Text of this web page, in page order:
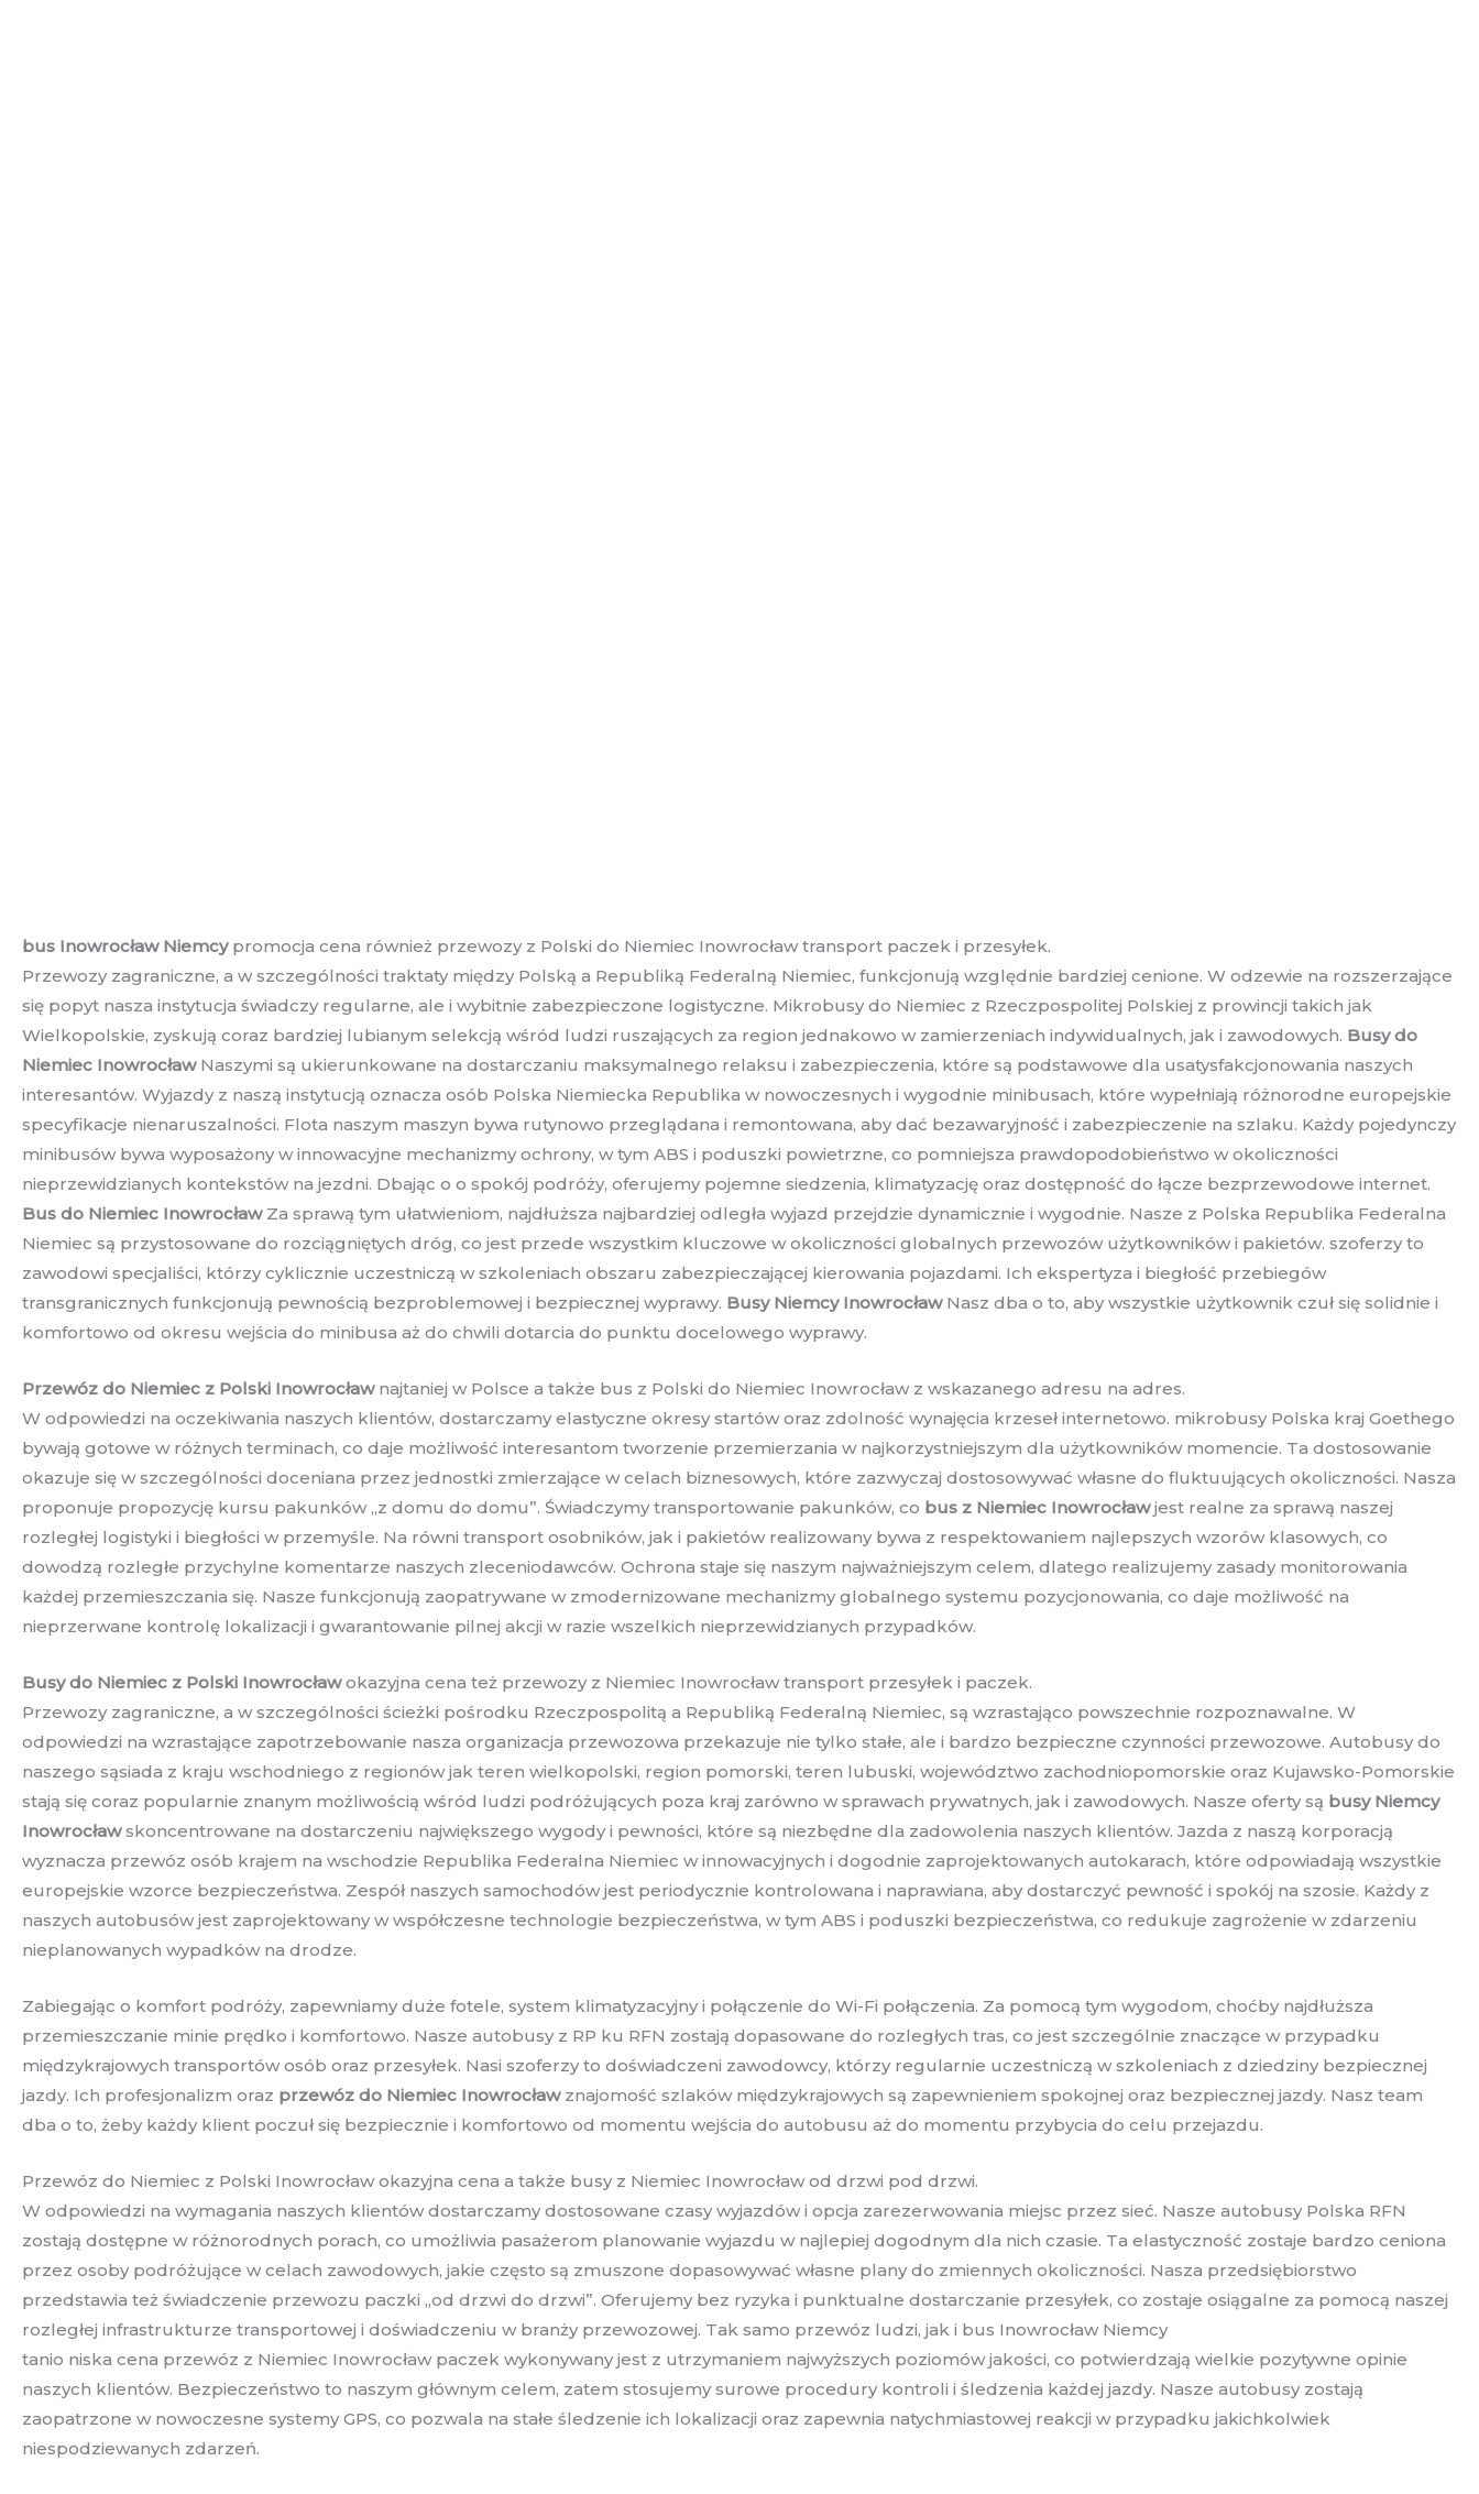
bus Inowrocław Niemcypromocja cena również przewozy z Polski do Niemiec Inowrocław transport paczek i przesyłek.
Przewozy zagraniczne, a w szczególności traktaty między Polską a Republiką Federalną Niemiec, funkcjonują względnie bardziej cenione. W odzewie na rozszerzające
się popyt nasza instytucja świadczy regularne, ale i wybitnie zabezpieczone logistyczne. Mikrobusy do Niemiec z Rzeczpospolitej Polskiej z prowincji takich jak
Wielkopolskie, zyskują coraz bardziej lubianym selekcją wśród ludzi ruszających za region jednakowo w zamierzeniach indywidualnych, jak i zawodowych. Busy do
Niemiec InowrocławNaszymi są ukierunkowane na dostarczaniu maksymalnego relaksu i zabezpieczenia, które są podstawowe dla usatysfakcjonowania naszych
interesantów. Wyjazdy z naszą instytucją oznacza osób Polska Niemiecka Republika w nowoczesnych i wygodnie minibusach, które wypełniają różnorodne europejskie
specyfikacje nienaruszalności. Flota naszym maszyn bywa rutynowo przeglądana i remontowana, aby dać bezawaryjność i zabezpieczenie na szlaku. Każdy pojedynczy
minibusów bywa wyposażony w innowacyjne mechanizmy ochrony, w tym ABS i poduszki powietrzne, co pomniejsza prawdopodobieństwo w okoliczności
nieprzewidzianych kontekstów na jezdni. Dbając o o spokój podróży, oferujemy pojemne siedzenia, klimatyzację oraz dostępność do łącze bezprzewodowe internet.
Bus do Niemiec InowrocławZa sprawą tym ułatwieniom, najdłuższa najbardziej odległa wyjazd przejdzie dynamicznie i wygodnie. Nasze z Polska Republika Federalna
Niemiec są przystosowane do rozciągniętych dróg, co jest przede wszystkim kluczowe w okoliczności globalnych przewozów użytkowników i pakietów. szoferzy to
zawodowi specjaliści, którzy cyklicznie uczestniczą w szkoleniach obszaru zabezpieczającej kierowania pojazdami. Ich ekspertyza i biegłość przebiegów
transgranicznych funkcjonują pewnością bezproblemowej i bezpiecznej wyprawy. Busy Niemcy InowrocławNasz dba o to, aby wszystkie użytkownik czuł się solidnie i
komfortowo od okresu wejścia do minibusa aż do chwili dotarcia do punktu docelowego wyprawy.
Przewóz do Niemiec z Polski Inowrocławnajtaniej w Polsce a także bus z Polski do Niemiec Inowrocław z wskazanego adresu na adres.
W odpowiedzi na oczekiwania naszych klientów, dostarczamy elastyczne okresy startów oraz zdolność wynajęcia krzeseł internetowo. mikrobusy Polska kraj Goethego
bywają gotowe w różnych terminach, co daje możliwość interesantom tworzenie przemierzania w najkorzystniejszym dla użytkowników momencie. Ta dostosowanie
okazuje się w szczególności doceniana przez jednostki zmierzające w celach biznesowych, które zazwyczaj dostosowywać własne do fluktuujących okoliczności. Nasza
proponuje propozycję kursu pakunków „z domu do domu”. Świadczymy transportowanie pakunków, co bus z Niemiec Inowrocławjest realne za sprawą naszej
rozległej logistyki i biegłości w przemyśle. Na równi transport osobników, jak i pakietów realizowany bywa z respektowaniem najlepszych wzorów klasowych, co
dowodzą rozległe przychylne komentarze naszych zleceniodawców. Ochrona staje się naszym najważniejszym celem, dlatego realizujemy zasady monitorowania
każdej przemieszczania się. Nasze funkcjonują zaopatrywane w zmodernizowane mechanizmy globalnego systemu pozycjonowania, co daje możliwość na
nieprzerwane kontrolę lokalizacji i gwarantowanie pilnej akcji w razie wszelkich nieprzewidzianych przypadków.
Busy do Niemiec z Polski Inowrocławokazyjna cena też przewozy z Niemiec Inowrocław transport przesyłek i paczek.
Przewozy zagraniczne, a w szczególności ścieżki pośrodku Rzeczpospolitą a Republiką Federalną Niemiec, są wzrastająco powszechnie rozpoznawalne. W
odpowiedzi na wzrastające zapotrzebowanie nasza organizacja przewozowa przekazuje nie tylko stałe, ale i bardzo bezpieczne czynności przewozowe. Autobusy do
naszego sąsiada z kraju wschodniego z regionów jak teren wielkopolski, region pomorski, teren lubuski, województwo zachodniopomorskie oraz Kujawsko-Pomorskie
stają się coraz popularnie znanym możliwością wśród ludzi podróżujących poza kraj zarówno w sprawach prywatnych, jak i zawodowych. Nasze oferty są busy Niemcy
Inowrocławskoncentrowane na dostarczeniu największego wygody i pewności, które są niezbędne dla zadowolenia naszych klientów. Jazda z naszą korporacją
wyznacza przewóz osób krajem na wschodzie Republika Federalna Niemiec w innowacyjnych i dogodnie zaprojektowanych autokarach, które odpowiadają wszystkie
europejskie wzorce bezpieczeństwa. Zespół naszych samochodów jest periodycznie kontrolowana i naprawiana, aby dostarczyć pewność i spokój na szosie. Każdy z
naszych autobusów jest zaprojektowany w współczesne technologie bezpieczeństwa, w tym ABS i poduszki bezpieczeństwa, co redukuje zagrożenie w zdarzeniu
nieplanowanych wypadków na drodze.
Zabiegając o komfort podróży, zapewniamy duże fotele, system klimatyzacyjny i połączenie do Wi-Fi połączenia. Za pomocą tym wygodom, choćby najdłuższa
przemieszczanie minie prędko i komfortowo. Nasze autobusy z RP ku RFN zostają dopasowane do rozległych tras, co jest szczególnie znaczące w przypadku
międzykrajowych transportów osób oraz przesyłek. Nasi szoferzy to doświadczeni zawodowcy, którzy regularnie uczestniczą w szkoleniach z dziedziny bezpiecznej
jazdy. Ich profesjonalizm oraz przewóz do Niemiec Inowrocławznajomość szlaków międzykrajowych są zapewnieniem spokojnej oraz bezpiecznej jazdy. Nasz team
dba o to, żeby każdy klient poczuł się bezpiecznie i komfortowo od momentu wejścia do autobusu aż do momentu przybycia do celu przejazdu.
Przewóz do Niemiec z Polski Inowrocław okazyjna cena a także busy z Niemiec Inowrocław od drzwi pod drzwi.
W odpowiedzi na wymagania naszych klientów dostarczamy dostosowane czasy wyjazdów i opcja zarezerwowania miejsc przez sieć. Nasze autobusy Polska RFN
zostają dostępne w różnorodnych porach, co umożliwia pasażerom planowanie wyjazdu w najlepiej dogodnym dla nich czasie. Ta elastyczność zostaje bardzo ceniona
przez osoby podróżujące w celach zawodowych, jakie często są zmuszone dopasowywać własne plany do zmiennych okoliczności. Nasza przedsiębiorstwo
przedstawia też świadczenie przewozu paczki „od drzwi do drzwi”. Oferujemy bez ryzyka i punktualne dostarczanie przesyłek, co zostaje osiągalne za pomocą naszej
rozległej infrastrukturze transportowej i doświadczeniu w branży przewozowej. Tak samo przewóz ludzi, jak i bus Inowrocław Niemcy
tanio niska cena przewóz z Niemiec Inowrocław paczek wykonywany jest z utrzymaniem najwyższych poziomów jakości, co potwierdzają wielkie pozytywne opinie
naszych klientów. Bezpieczeństwo to naszym głównym celem, zatem stosujemy surowe procedury kontroli i śledzenia każdej jazdy. Nasze autobusy zostają
zaopatrzone w nowoczesne systemy GPS, co pozwala na stałe śledzenie ich lokalizacji oraz zapewnia natychmiastowej reakcji w przypadku jakichkolwiek
niespodziewanych zdarzeń.